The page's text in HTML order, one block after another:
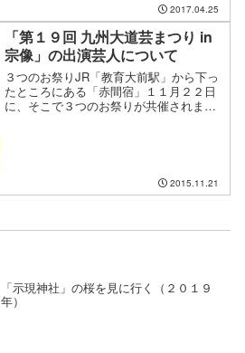
2017.04.25
「第１９回 九州大道芸まつり in
宗像」の出演芸人について
３つのお祭りJR「教育大前駅」から下っ
たところにある「赤間宿」１１月２２日
に、そこで３つのお祭りが共催されま
2015.11.21
「示現神社」の桜を見に行く（２０１９
年）